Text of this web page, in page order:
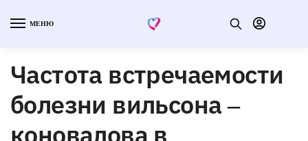
МЕНЮ
Частота встречаемости
болезни вильсона ‒
коновалова в